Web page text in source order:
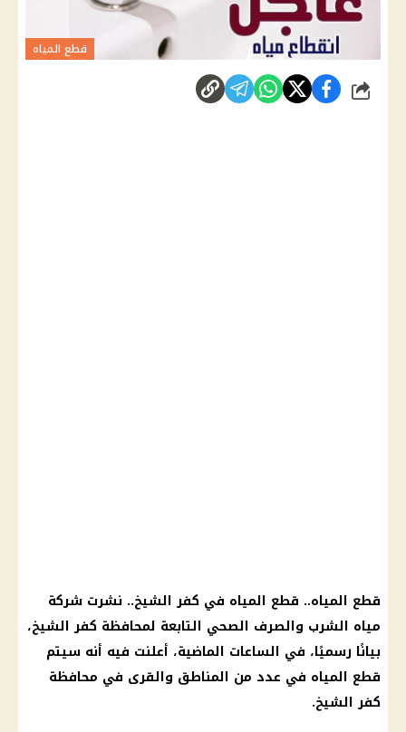
قطع المياه
شارك
قطع المياه.. قطع المياه في كفر الشيخ.. نشرت شركة
مياه الشرب والصرف الصحي التابعة لمحافظة كفر الشيخ،
بيانًا رسميًا، في الساعات الماضية، أعلنت فيه أنه سيتم
قطع المياه في عدد من المناطق والقرى في محافظة
كفر الشيخ.